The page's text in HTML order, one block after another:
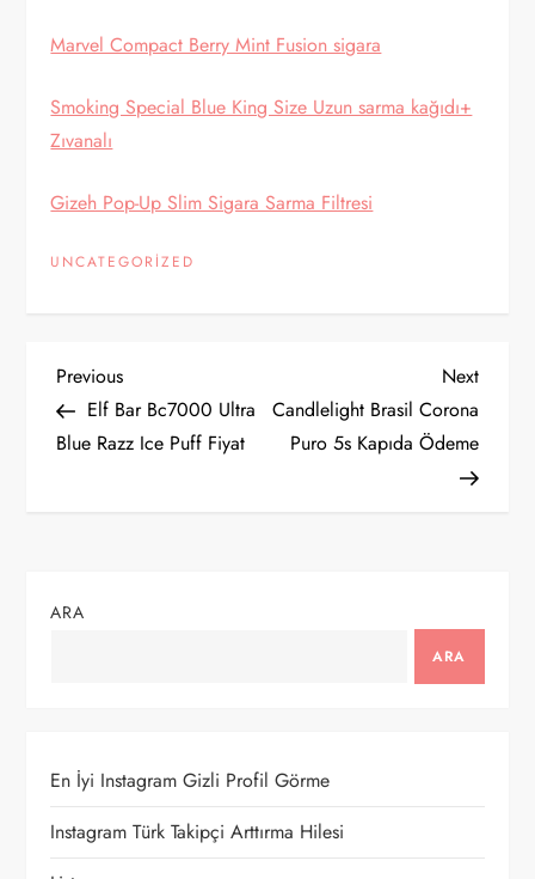
Marvel Compact Berry Mint Fusion sigara
Smoking Special Blue King Size Uzun sarma kağıdı+
Zıvanalı
Gizeh Pop-Up Slim Sigara Sarma Filtresi
UNCATEGORIZED
Y
a
g
i
n
Previous
Post
Previous
Elf Bar Bc7000 Ultra
Blue Razz Ice Puff Fiyat
Next
Post
Next
Candlelight Brasil Corona
Puro 5s Kapıda Ödeme
ARA
ARA
En İyi Instagram Gizli Profil Görme
Instagram Türk Takipçi Arttırma Hilesi